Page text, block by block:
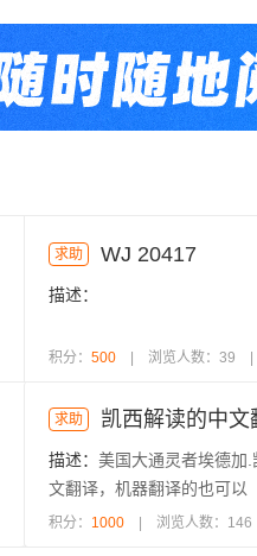
求助 WJ 20417
描述：
积分： 500 | 浏览人数：39 |
求助 凯西解读的中文
描述： 美国大通灵者埃德加
文翻译，机器翻译的也可以
积分： 1000 | 浏览人数：